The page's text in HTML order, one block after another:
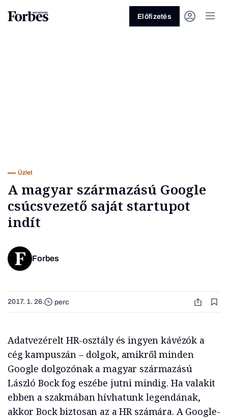
Előfizetés
Üzlet
A magyar származású Google
csúcsvezető saját startupot
indít
Forbes
2017. 1. 26. perc
Adatvezérelt HR-osztály és ingyen kávézók a
cég kampuszán – dolgok, amikről minden
Google dolgozónak a magyar származású
László Bock fog eszébe jutni mindig. Ha valakit
ebben a szakmában hívhatunk legendának,
akkor Bock biztosan az a HR számára. A Google-